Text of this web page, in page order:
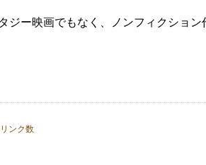
ー映画でもなく、ノンフィクション